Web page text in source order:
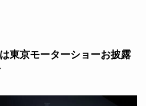
東京モーターショーお披露